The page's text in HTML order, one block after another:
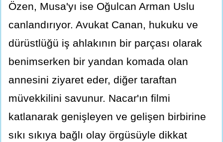
Özen, Musa'yı ise Oğulcan Arman Uslu
canlandırıyor. Avukat Canan, hukuku ve
dürüstlüğü iş ahlakının bir parçası olarak
benimserken bir yandan komada olan
annesini ziyaret eder, diğer taraftan
müvekkilini savunur. Nacar'ın filmi
katlanarak genişleyen ve gelişen birbirine
sıkı sıkıya bağlı olay örgüsüyle dikkat